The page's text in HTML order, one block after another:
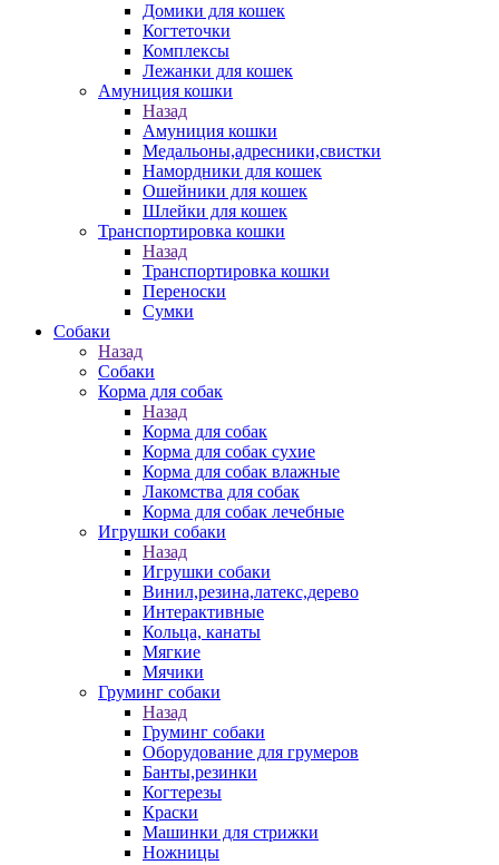
Домики для кошек
Когтеточки
Комплексы
Лежанки для кошек
Амуниция кошки
Назад
Амуниция кошки
Медальоны,адресники,свистки
Намордники для кошек
Ошейники для кошек
Шлейки для кошек
Транспортировка кошки
Назад
Транспортировка кошки
Переноски
Сумки
Собаки
Назад
Собаки
Корма для собак
Назад
Корма для собак
Корма для собак сухие
Корма для собак влажные
Лакомства для собак
Корма для собак лечебные
Игрушки собаки
Назад
Игрушки собаки
Винил,резина,латекс,дерево
Интерактивные
Кольца, канаты
Мягкие
Мячики
Груминг собаки
Назад
Груминг собаки
Оборудование для грумеров
Банты,резинки
Когтерезы
Краски
Машинки для стрижки
Ножницы